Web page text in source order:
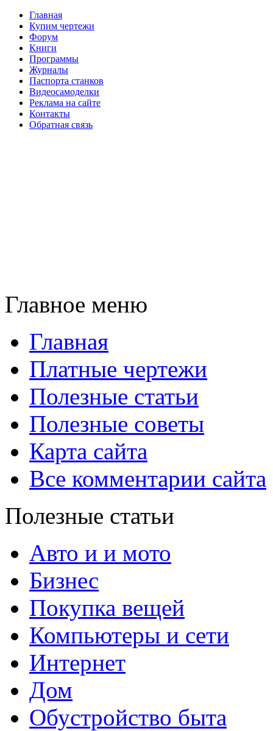
Главная
Купим чертежи
Форум
Книги
Программы
Журналы
Паспорта станков
Видеосамоделки
Реклама на сайте
Контакты
Обратная связь
Главное меню
Главная
Платные чертежи
Полезные статьи
Полезные советы
Карта сайта
Все комментарии сайта
Полезные статьи
Авто и и мото
Бизнес
Покупка вещей
Компьютеры и сети
Интернет
Дом
Обустройство быта